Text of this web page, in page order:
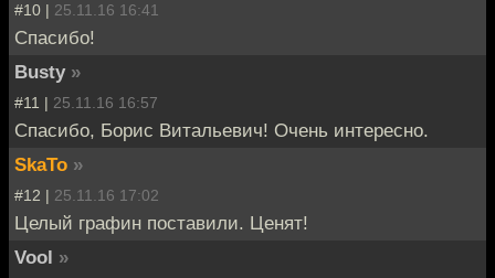
#10 | 25.11.16 16:41
Спасибо!
Busty »
#11 | 25.11.16 16:57
Спасибо, Борис Витальевич! Очень интересно.
SkaTo »
#12 | 25.11.16 17:02
Целый графин поставили. Ценят!
Vool »